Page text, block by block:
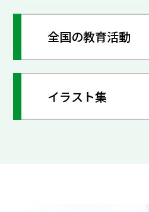
全国の教育活動
イラスト集